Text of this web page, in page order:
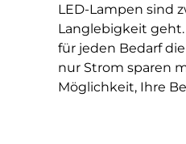
LED-Lampen sind
Langlebigkeit
für jeden Bedarf
nur Strom sparen
Möglichkeit, Ihre